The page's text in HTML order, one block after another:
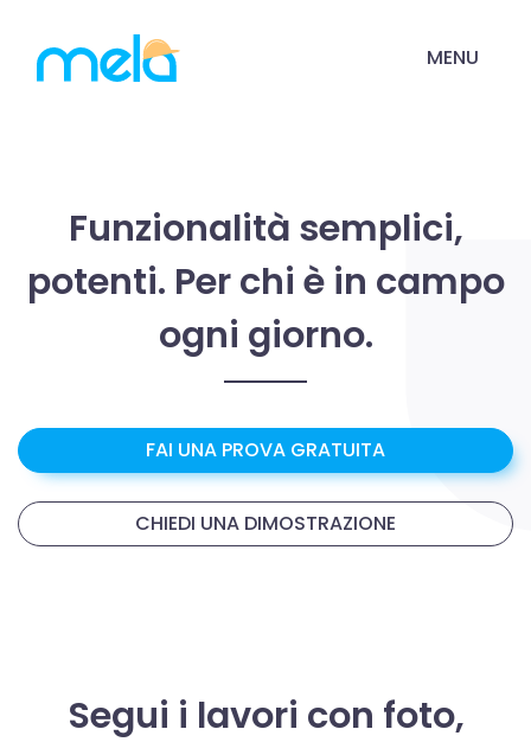
MENU
Funzionalità semplici,
potenti. Per chi è in campo
ogni giorno.
FAI UNA PROVA GRATUITA
CHIEDI UNA DIMOSTRAZIONE
Segui i lavori con foto,